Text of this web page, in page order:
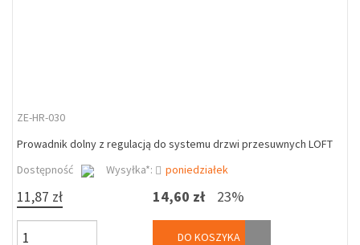
ZE-HR-030
Prowadnik dolny z regulacją do systemu drzwi przesuwnych LOFT
Dostępność
Wysyłka*: poniedziałek
11,87 zł 14,60 zł 23%
DO KOSZYKA